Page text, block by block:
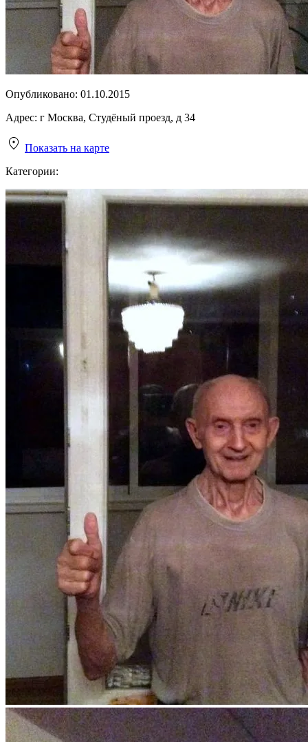
Опубликовано: 01.10.2015
Адрес: г Москва, Студёный проезд, д 34
Показать на карте
Категории: